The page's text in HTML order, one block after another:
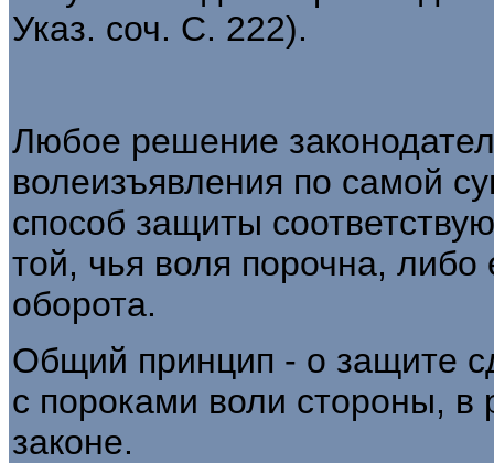
Указ. соч. С. 222).
Любое решение
волеизъявления по самой
способ защиты
той, чья воля порочна,
оборота.
Общий принцип - о защите
с пороками воли стороны,
законе.